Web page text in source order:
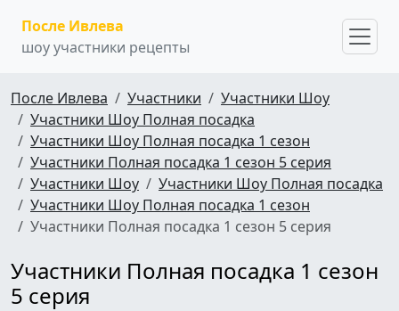
После Ивлева
шоу участники рецепты
После Ивлева Участники
Участники Шоу
Участники Шоу Полная посадка
Участники Шоу Полная посадка 1 сезон
Участники Полная посадка 1 сезон 5 серия
Участники Шоу
Участники Шоу Полная посадка
Участники Шоу Полная посадка 1 сезон
Участники Полная посадка 1 сезон 5 серия
Участники Полная посадка 1 сезон
5 серия